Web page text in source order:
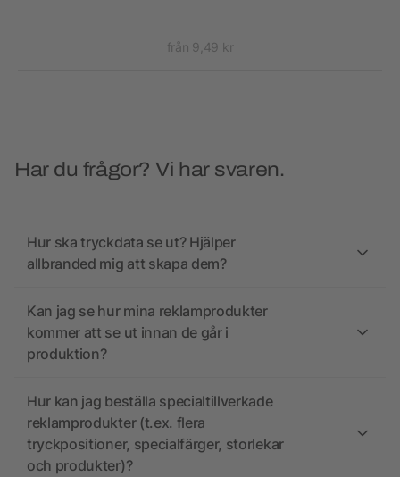
från 9,49 kr
Har du frågor? Vi har svaren.
Hur ska tryckdata se ut? Hjälper
allbranded mig att skapa dem?
Kan jag se hur mina reklamprodukter
kommer att se ut innan de går i
produktion?
Hur kan jag beställa specialtillverkade
reklamprodukter (t.ex. flera
tryckpositioner, specialfärger, storlekar
och produkter)?